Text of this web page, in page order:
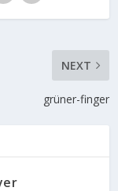
NEXT
grüner-finger